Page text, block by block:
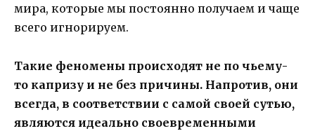
мира, которые мы постоянно получаем и чаще
всего игнорируем.
Такие феномены происходят не по чьему-
то капризу и не без причины. Напротив, они
всегда, в соответствии с самой своей сутью,
являются идеально своевременными